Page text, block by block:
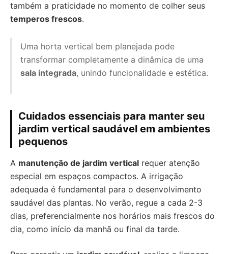
também a praticidade no momento de colher seus
temperos frescos.
Uma horta vertical bem planejada pode
transformar completamente a dinâmica de uma
sala integrada, unindo funcionalidade e estética.
Cuidados essenciais para manter seu
jardim vertical saudável em ambientes
pequenos
A manutenção de jardim vertical requer atenção
especial em espaços compactos. A irrigação
adequada é fundamental para o desenvolvimento
saudável das plantas. No verão, regue a cada 2-3
dias, preferencialmente nos horários mais frescos do
dia, como início da manhã ou final da tarde.